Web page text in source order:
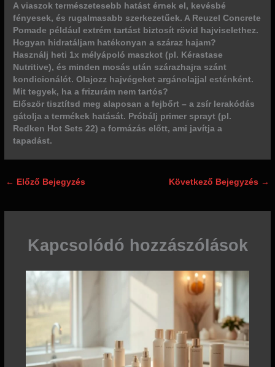
A viaszok természetesebb hatást érnek el, kevésbé
fényesek, és rugalmasabb szerkezetűek. A Reuzel Concrete
Pomade például extrém tartást biztosít rövid hajviselethez.
Hogyan hidratáljam hatékonyan a száraz hajam?
Használj heti 1x mélyápoló maszkot (pl. Kérastase
Nutritive), és minden mosás után szárazhajra szánt
kondicionálót. Olajozz hajvégeket argánolajjal esténként.
Mit tegyek, ha a frizurám nem tartós?
Először tisztítsd meg alaposan a fejbőrt – a zsír lerakódás
gátolja a termékek hatását. Próbálj primer sprayt (pl.
Redken Hot Sets 22) a formázás előtt, ami javítja a
tapadást.
← Előző Bejegyzés Következő Bejegyzés →
Kapcsolódó hozzászólások